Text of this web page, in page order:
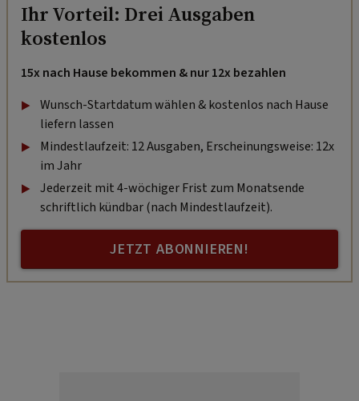
Ihr Vorteil: Drei Ausgaben
kostenlos
15x nach Hause bekommen & nur 12x bezahlen
Wunsch-Startdatum wählen & kostenlos nach Hause
liefern lassen
Mindestlaufzeit: 12 Ausgaben, Erscheinungsweise: 12x
im Jahr
Jederzeit mit 4-wöchiger Frist zum Monatsende
schriftlich kündbar (nach Mindestlaufzeit).
JETZT ABONNIEREN!